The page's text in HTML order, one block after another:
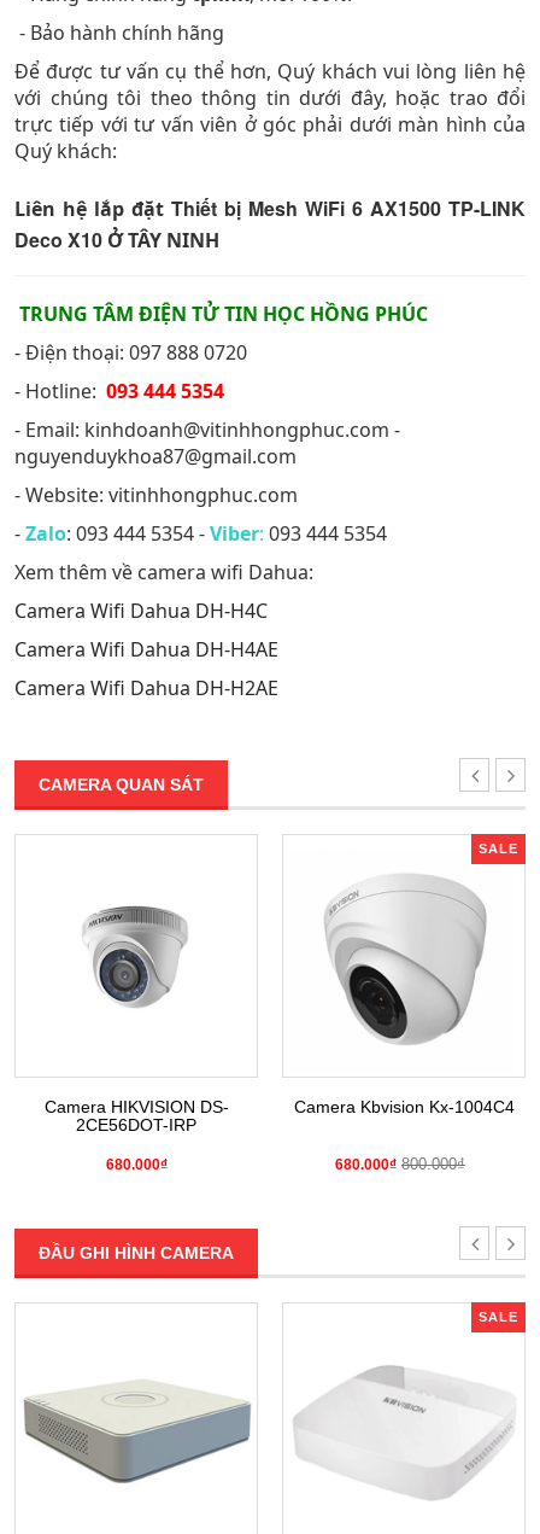
- Bảo hành chính hãng
Để được tư vấn cụ thể hơn, Quý khách vui lòng liên hệ
với chúng tôi theo thông tin dưới đây, hoặc trao đổi
trực tiếp với tư vấn viên ở góc phải dưới màn hình của
Quý khách:
Liên hệ lắp đặt Thiết bị Mesh WiFi 6 AX1500 TP-LINK
Deco X10 Ở TÂY NINH
TRUNG TÂM ĐIỆN TỬ TIN HỌC HỒNG PHÚC
- Điện thoại: 097 888 0720
- Hotline: 093 444 5354
- Email: kinhdoanh@vitinhhongphuc.com -
nguyenduykhoa87@gmail.com
- Website: vitinhhongphuc.com
-Zalo: 093 444 5354 -Viber: 093 444 5354
Xem thêm về camera wifi Dahua:
Camera Wifi Dahua DH-H4C
Camera Wifi Dahua DH-H4AE
Camera Wifi Dahua DH-H2AE
CAMERA QUAN SÁT
Camera HIKVISION DS-
2CE56DOT-IRP
680.000₫
SALE
Camera Kbvision Kx-1004C4
680.000₫ 800.000₫
ĐẦU GHI HÌNH CAMERA
SALE